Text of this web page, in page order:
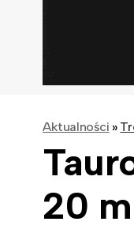
Aktualności »
20